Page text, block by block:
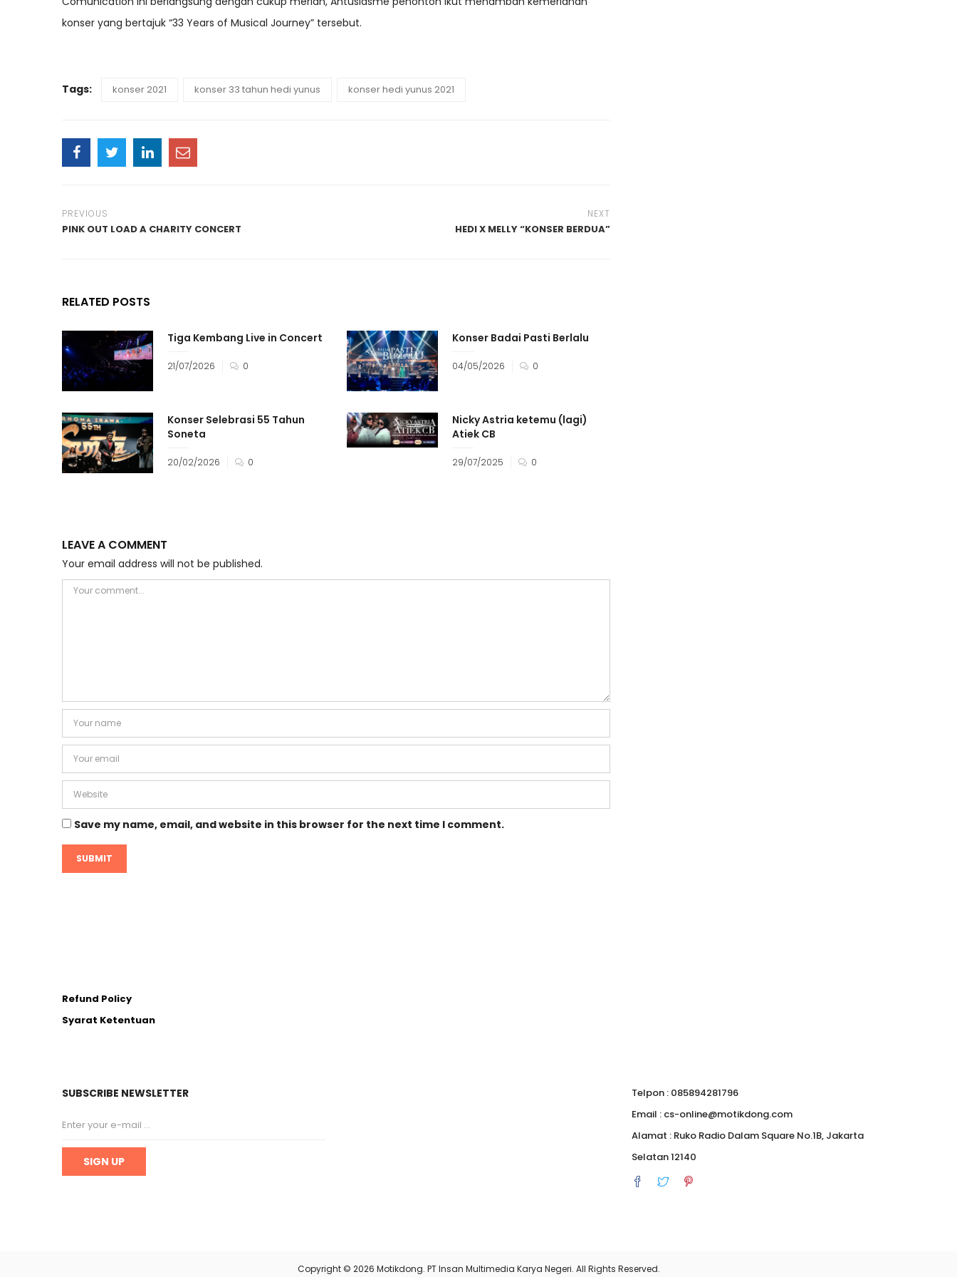
konser yang bertajuk “33 Years of Musical Journey” tersebut.
Tags: konser 2021 konser 33 tahun hedi yunus konser hedi yunus 2021
PREVIOUS
PINK OUT LOAD A CHARITY CONCERT
NEXT
HEDI X MELLY “KONSER BERDUA”
RELATED POSTS
Tiga Kembang Live in Concert
21/07/2026 0
Konser Badai Pasti Berlalu
04/05/2026 0
Konser Selebrasi 55 Tahun
Soneta
20/02/2026 0
Nicky Astria ketemu (lagi)
Atiek CB
29/07/2025 0
LEAVE A COMMENT
Your email address will not be published.
Save my name, email, and website in this browser for the next time I comment.
Refund Policy
Syarat Ketentuan
SUBSCRIBE NEWSLETTER
Telpon : 085894281796
Email : cs-online@motikdong.com
Alamat : Ruko Radio Dalam Square No.1B, Jakarta
Selatan 12140
Copyright © 2026 Motikdong. PT Insan Multimedia Karya Negeri. All Rights Reserved.